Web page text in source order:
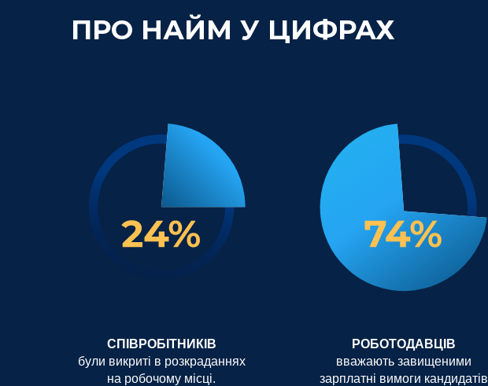
СПІВРОБІТНИКІВ
були викриті в розкраданнях
на робочому місці.
РОБОТОДАВЦІВ
вважають завищеними
зарплатні вимоги кандидатів
ПРО НАЙМ У ЦИФРАХ